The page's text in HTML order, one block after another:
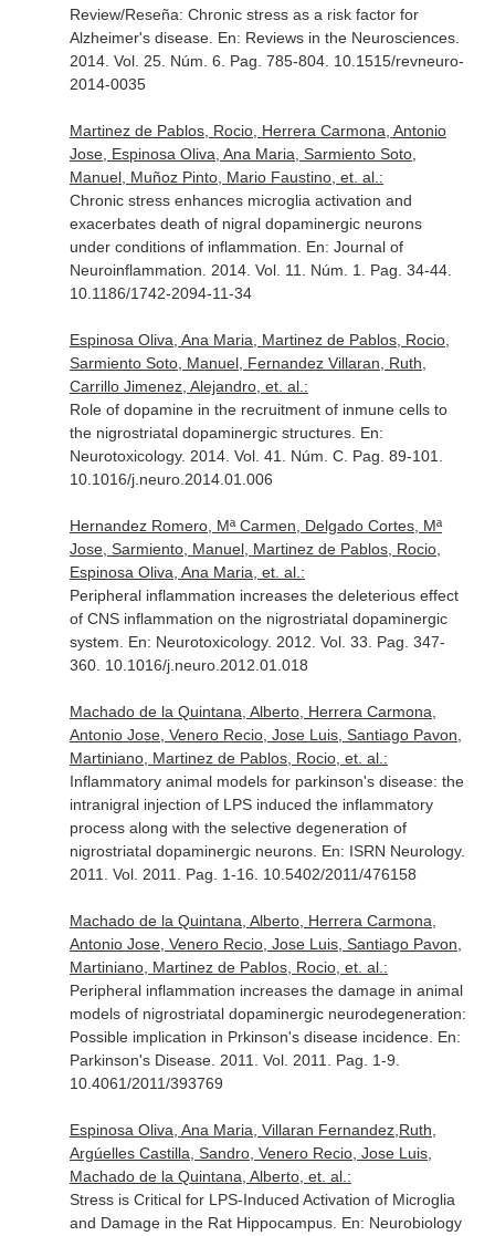
Review/Reseña: Chronic stress as a risk factor for
Alzheimer's disease. En: Reviews in the Neurosciences.
2014. Vol. 25. Núm. 6. Pag. 785-804. 10.1515/revneuro-
2014-0035
Martinez de Pablos, Rocio, Herrera Carmona, Antonio
Jose, Espinosa Oliva, Ana Maria, Sarmiento Soto,
Manuel, Muñoz Pinto, Mario Faustino, et. al.:
Chronic stress enhances microglia activation and
exacerbates death of nigral dopaminergic neurons
under conditions of inflammation. En: Journal of
Neuroinflammation . 2014. Vol. 11. Núm. 1. Pag. 34-44.
10.1186/1742-2094-11-34
Espinosa Oliva, Ana Maria, Martinez de Pablos, Rocio,
Sarmiento Soto, Manuel, Fernandez Villaran, Ruth,
Carrillo Jimenez, Alejandro, et. al.:
Role of dopamine in the recruitment of inmune cells to
the nigrostriatal dopaminergic structures. En:
Neurotoxicology. 2014. Vol. 41. Núm. C. Pag. 89-101.
10.1016/j.neuro.2014.01.006
Hernandez Romero, Mª Carmen, Delgado Cortes, Mª
Jose, Sarmiento, Manuel, Martinez de Pablos, Rocio,
Espinosa Oliva, Ana Maria, et. al.:
Peripheral inflammation increases the deleterious effect
of CNS inflammation on the nigrostriatal dopaminergic
system. En: Neurotoxicology. 2012. Vol. 33. Pag. 347-
360. 10.1016/j.neuro.2012.01.018
Machado de la Quintana, Alberto, Herrera Carmona,
Antonio Jose, Venero Recio, Jose Luis, Santiago Pavon,
Martiniano, Martinez de Pablos, Rocio, et. al.:
Inflammatory animal models for parkinson's disease: the
intranigral injection of LPS induced the inflammatory
process along with the selective degeneration of
nigrostriatal dopaminergic neurons. En: ISRN Neurology.
2011. Vol. 2011. Pag. 1-16. 10.5402/2011/476158
Machado de la Quintana, Alberto, Herrera Carmona,
Antonio Jose, Venero Recio, Jose Luis, Santiago Pavon,
Martiniano, Martinez de Pablos, Rocio, et. al.:
Peripheral inflammation increases the damage in animal
models of nigrostriatal dopaminergic neurodegeneration:
Possible implication in Prkinson's disease incidence. En:
Parkinson's Disease. 2011. Vol. 2011. Pag. 1-9.
10.4061/2011/393769
Espinosa Oliva, Ana Maria, Villaran Fernandez,Ruth,
Argúelles Castilla, Sandro, Venero Recio, Jose Luis,
Machado de la Quintana, Alberto, et. al.:
Stress is Critical for LPS-Induced Activation of Microglia
and Damage in the Rat Hippocampus. En: Neurobiology